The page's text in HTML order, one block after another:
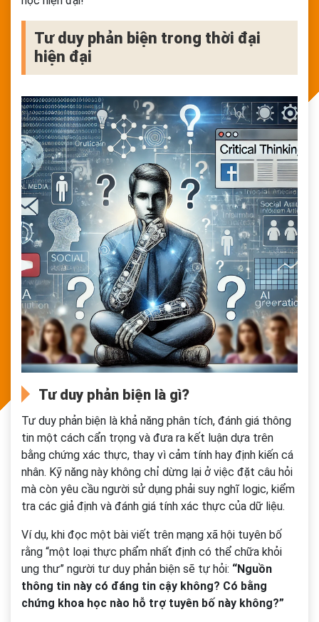
Tư duy phản biện trong thời đại
hiện đại
Tư duy phản biện là gì?
Tư duy phản biện là khả năng phân tích, đánh giá thông
tin một cách cẩn trọng và đưa ra kết luận dựa trên
bằng chứng xác thực, thay vì cảm tính hay định kiến cá
nhân. Kỹ năng này không chỉ dừng lại ở việc đặt câu hỏi
mà còn yêu cầu người sử dụng phải suy nghĩ logic, kiểm
tra các giả định và đánh giá tính xác thực của dữ liệu.
Ví dụ, khi đọc một bài viết trên mạng xã hội tuyên bố
rằng “một loại thực phẩm nhất định có thể chữa khỏi
ung thư” người tư duy phản biện sẽ tự hỏi: “Nguồn
thông tin này có đáng tin cậy không? Có bằng
chứng khoa học nào hỗ trợ tuyên bố này không?”